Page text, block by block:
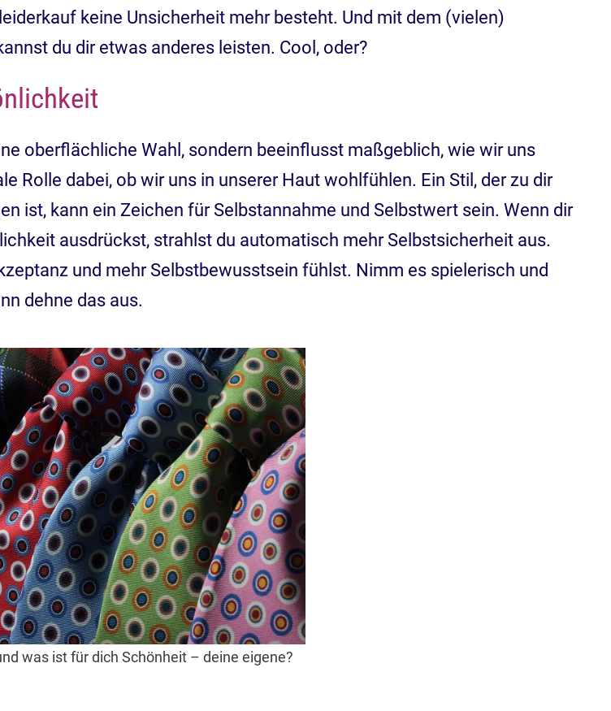
keine Unsicherheit mehr besteht. Und mit dem (vielen)
du dir etwas anderes leisten. Cool, oder?
oberflächliche Wahl, sondern beeinflusst maßgeblich, wie wir uns
Rolle dabei, ob wir uns in unserer Haut wohlfühlen. Ein Stil, der zu dir
ist, kann ein Zeichen für Selbstannahme und Selbstwert sein. Wenn dir
ausdrückst, strahlst du automatisch mehr Selbstsicherheit aus.
und mehr Selbstbewusstsein fühlst. Nimm es spielerisch und
dehne das aus.
was ist für dich Schönheit – deine eigene?